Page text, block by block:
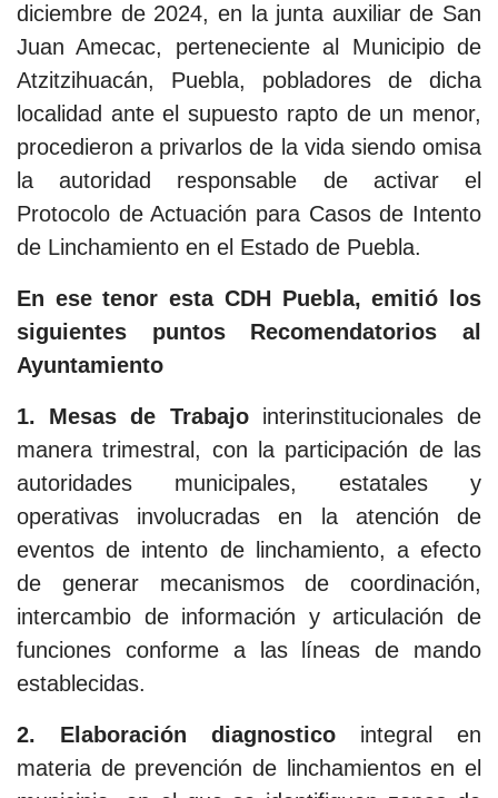
diciembre de 2024, en la junta auxiliar de San
Juan Amecac, perteneciente al Municipio de
Atzitzihuacán, Puebla, pobladores de dicha
localidad ante el supuesto rapto de un menor,
procedieron a privarlos de la vida siendo omisa
la autoridad responsable de activar el
Protocolo de Actuación para Casos de Intento
de Linchamiento en el Estado de Puebla.
En ese tenor esta CDH Puebla, emitió los
siguientes puntos Recomendatorios al
Ayuntamiento
1. Mesas de Trabajointerinstitucionales de
manera trimestral, con la participación de las
autoridades municipales, estatales y
operativas involucradas en la atención de
eventos de intento de linchamiento, a efecto
de generar mecanismos de coordinación,
intercambio de información y articulación de
funciones conforme a las líneas de mando
establecidas.
2. Elaboración diagnostico integral en
materia de prevención de linchamientos en el